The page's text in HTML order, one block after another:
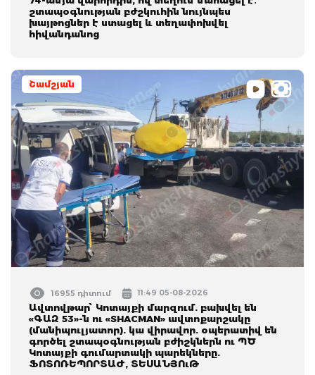
շտապօգնության բժշկուհին նույնպես
խայթոցներ է ստացել և տեղափոխվել
հիվանդանոց
Շամշյան
16955 դիտում 11:49 05-08-2026
Ավտովթար՝ Կոտայքի մարզում. բախվել են
«ԳԱԶ 53»-ն ու «SHACMAN» ավտոքարշակը
(մանիպուլյատոր). կա վիրավոր. օպերատիվ են
գործել շտապօգնության բժիշկներն ու ՊԾ
Կոտայքի գումարտակի պարեկները.
ՖՈՏՈՌԵՊՈՐՏԱԺ, ՏԵՍԱՆՅՈւԹ